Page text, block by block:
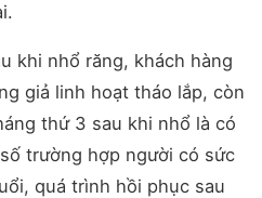
khi nhổ răng, khách hàng
giả linh hoạt tháo lắp, còn
thứ 3 sau khi nhổ là có
trường hợp người có sức
quá trình hồi phục sau